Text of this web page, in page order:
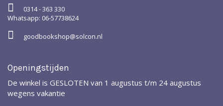
0314 - 363 330
Whatsapp: 06-57738624
goodbookshop@solcon.nl
Openingstijden
De winkel is GESLOTEN van 1 augustus t/m 24 augustus
wegens vakantie